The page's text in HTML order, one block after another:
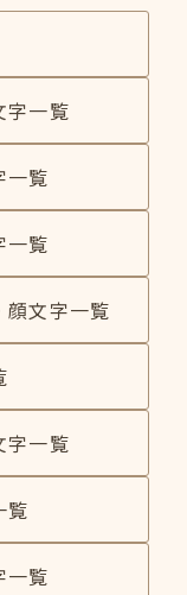
字一覧
一覧
一覧
顔文字一覧
字一覧
覧
一覧